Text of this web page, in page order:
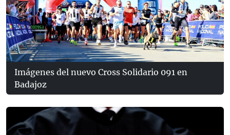
Imágenes del nuevo Cross Solidario 091 en
Badajoz